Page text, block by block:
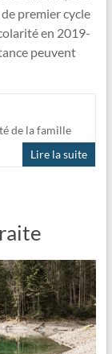
premier cycle
en 2019-
peuvent
de la famille
Lire la suite